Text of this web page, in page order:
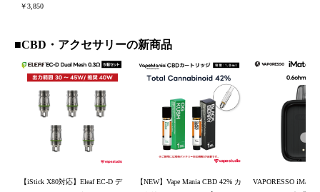
￥3,850
■CBD・アクセサリーの新商品
【iStick X80対応】Eleaf EC-D デ
【NEW】Vape Mania CBD 42% カ
VAPORESSO iMate